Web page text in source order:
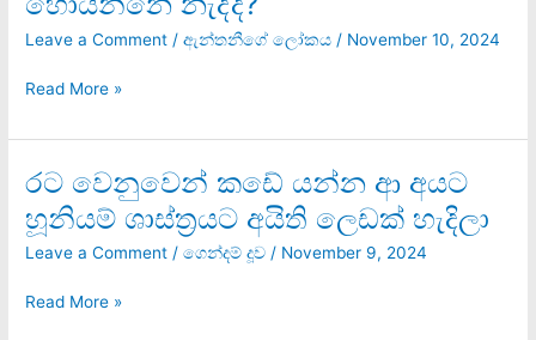
Leave a Comment /ඇන්තනීගේ ලෝකය / November 10, 2024
විජේවීර
ඝාතනය
හොයන්නෙ
Read More »
රට වෙනුවෙන් කඩේ යන්න ආ අයට
හූනියම් ශාස්ත්‍රයට අයිති ලෙඩක් හැදිලා
Leave a Comment /ගෙන්දම් දූව / November 9, 2024
රට
වෙනුවෙන්
කඩේ
යන්න
අයට
Read More »